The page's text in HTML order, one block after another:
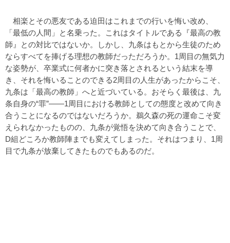
相楽とその悪友である迫田はこれまでの行いを悔い改め、
「最低の人間」と名乗った。これはタイトルである『最高の教
師』との対比ではないか。しかし、九条はもとから生徒のため
ならすべてを捧げる理想の教師だっただろうか。1周目の無気力
な姿勢が、卒業式に何者かに突き落とされるという結末を導
き、それを悔いることのできる2周目の人生があったからこそ、
九条は「最高の教師」へと近づいている。おそらく最後は、九
条自身の“罪”――1周目における教師としての態度と改めて向き
合うことになるのではないだろうか。鵜久森の死の運命こそ変
えられなかったものの、九条が覚悟を決めて向き合うことで、
D組どころか教師陣までも変えてしまった。それはつまり、1周
目で九条が放棄してきたものでもあるのだ。